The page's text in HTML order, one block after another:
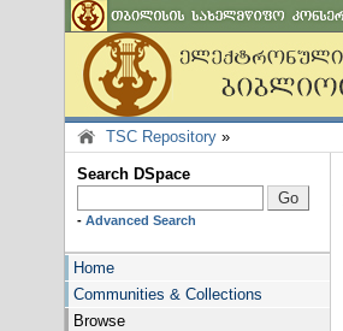
TSC Repository »
Search DSpace
- Advanced Search
Home
Communities & Collections
Browse